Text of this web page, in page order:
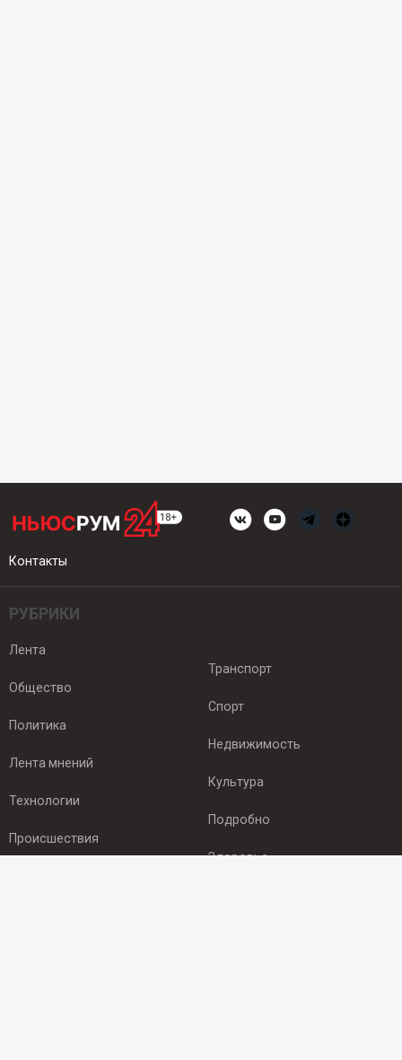
Контакты
РУБРИКИ
Лента
Общество
Политика
Лента мнений
Технологии
Происшествия
Транспорт
Спорт
Недвижимость
Культура
Подробно
Здоровье